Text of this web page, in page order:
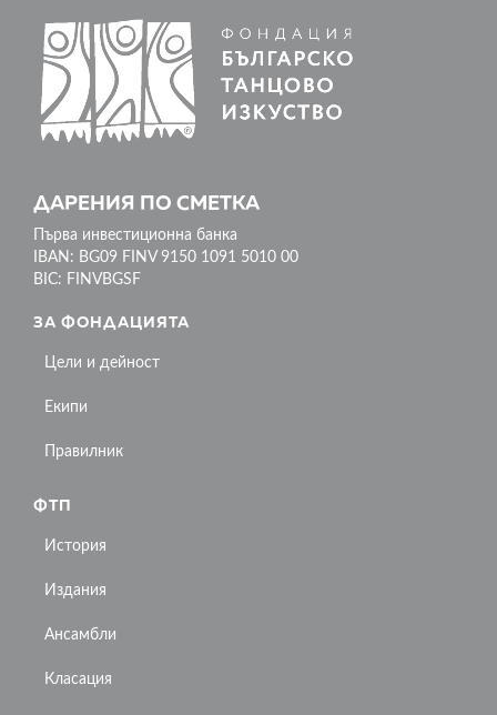
ДАРЕНИЯ ПО СМЕТКА
Първа инвестиционна банка
IBAN: BG09 FINV 9150 1091 5010 00
BIC: FINVBGSF
ЗА ФОНДАЦИЯТА
Цели и дейност
Екипи
Правилник
ФТП
История
Издания
Ансамбли
Класация